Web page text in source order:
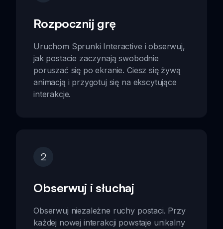
Rozpocznij grę
Uruchom Sprunki Interactive i obserwuj,
jak postacie zaczynają swobodnie
poruszać się po ekranie. Ciesz się żywą
animacją i przygotuj się na ekscytujące
interakcje.
2
Obserwuj i słuchaj
Obserwuj niezależne ruchy postaci. Przy
każdej nowej interakcji powstaje unikalny